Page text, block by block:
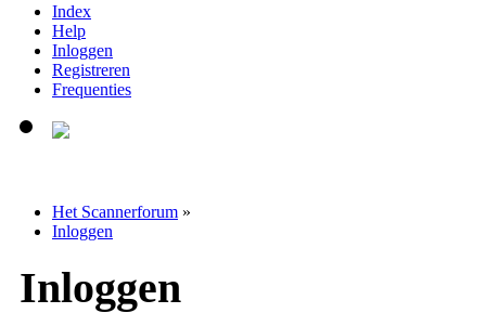
Index
Help
Inloggen
Registreren
Frequenties
Het Scannerforum »
Inloggen
Inloggen